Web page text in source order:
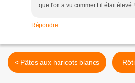
que l'on a vu comment il était élevé !
Répondre
< Pâtes aux haricots blancs